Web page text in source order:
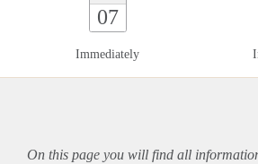
07
Immediately
On this page you will find all